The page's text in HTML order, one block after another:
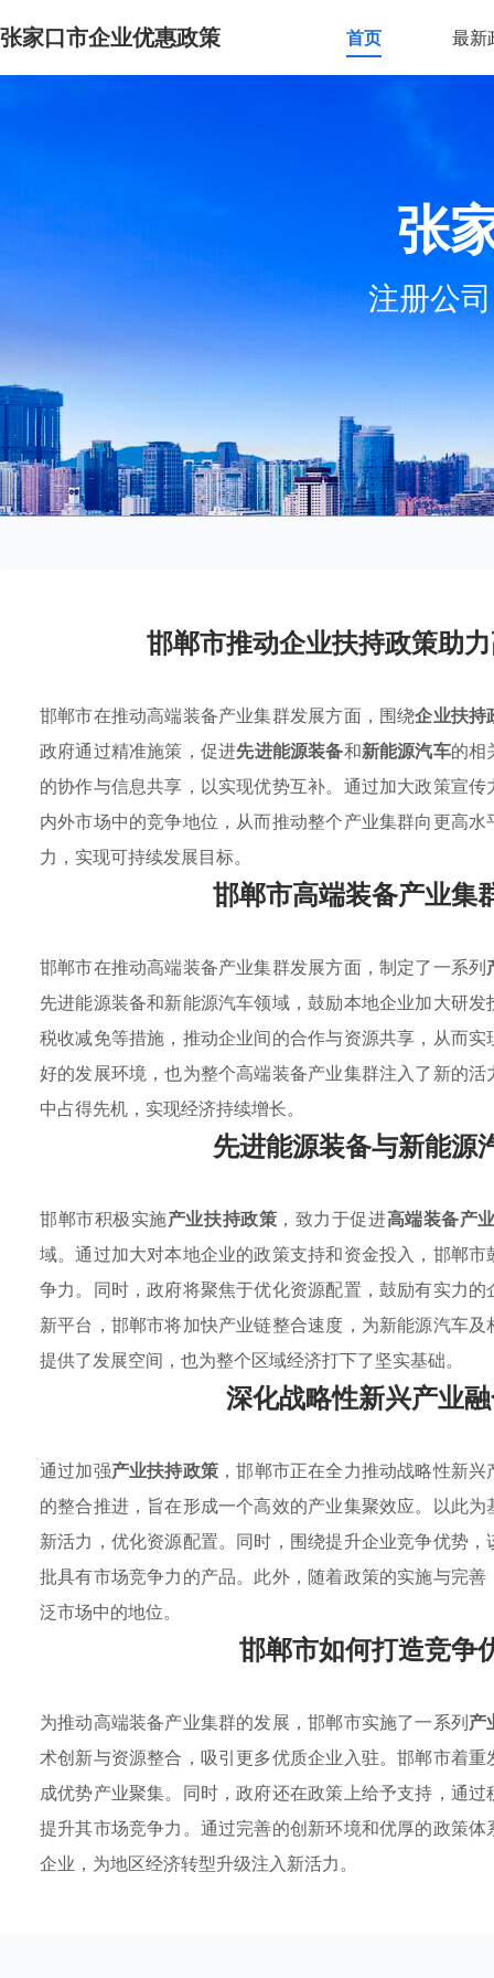
张家口市企业优惠政策 首页 最新
张
注册公
邯郸市推动企业扶持政策助
邯郸市在推动高端装备产业集群发展方面，围绕企业扶持
政府通过精准施策，促进先进能源装备和新能源汽车的相
的协作与信息共享，以实现优势互补。通过加大政策宣
内外市场中的竞争地位，从而推动整个产业集群向更高
力，实现可持续发展目标。
邯郸市高端装备产业集
邯郸市在推动高端装备产业集群发展方面，制定了一系列
先进能源装备和新能源汽车领域，鼓励本地企业加大研
税收减免等措施，推动企业间的合作与资源共享，从而实
好的发展环境，也为整个高端装备产业集群注入了新的
中占得先机，实现经济持续增长。
先进能源装备与新能源
邯郸市积极实施产业扶持政策 ，致力于促进高端装备产
域。通过加大对本地企业的政策支持和资金投入，邯郸
争力。同时，政府将聚焦于优化资源配置，鼓励有实力
新平台，邯郸市将加快产业链整合速度，为新能源汽车
提供了发展空间，也为整个区域经济打下了坚实基础。
深化战略性新兴产业
通过加强产业扶持政策 ，邯郸市正在全力推动战略性新
的整合推进，旨在形成一个高效的产业集聚效应。以此
新活力，优化资源配置。同时，围绕提升企业竞争优势
批具有市场竞争力的产品。此外，随着政策的实施与完
泛市场中的地位。
邯郸市如何打造竞争
为推动高端装备产业集群的发展，邯郸市实施了一系列产
术创新与资源整合，吸引更多优质企业入驻。邯郸市着重
成优势产业聚集。同时，政府还在政策上给予支持，通
提升其市场竞争力。通过完善的创新环境和优厚的政策
企业，为地区经济转型升级注入新活力。